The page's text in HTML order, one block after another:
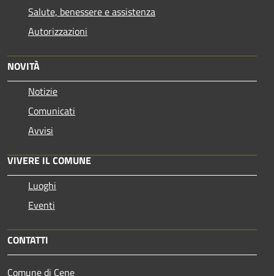
Salute, benessere e assistenza
Autorizzazioni
NOVITÀ
Notizie
Comunicati
Avvisi
VIVERE IL COMUNE
Luoghi
Eventi
CONTATTI
Comune di Cene